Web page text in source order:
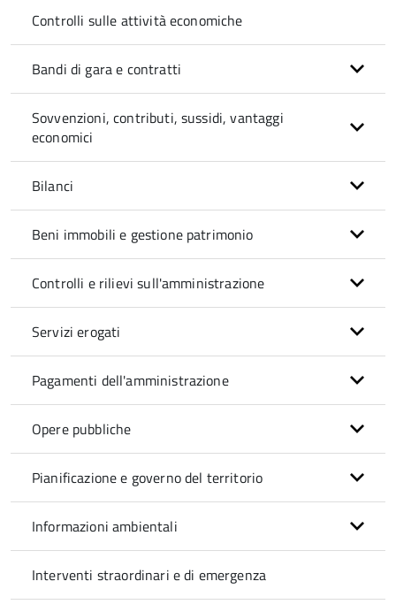
Controlli sulle attività economiche
Bandi di gara e contratti
Sovvenzioni, contributi, sussidi, vantaggi
economici
Bilanci
Beni immobili e gestione patrimonio
Controlli e rilievi sull'amministrazione
Servizi erogati
Pagamenti dell'amministrazione
Opere pubbliche
Pianificazione e governo del territorio
Informazioni ambientali
Interventi straordinari e di emergenza